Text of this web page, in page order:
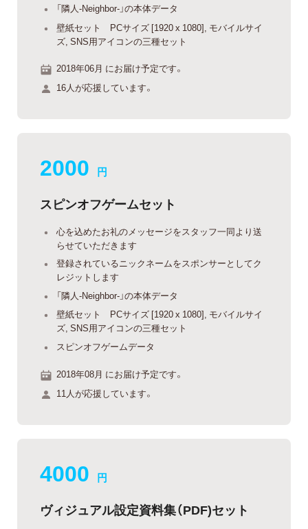
「隣人-Neighbor-」の本体データ
壁紙セット PCサイズ [1920 x 1080], モバイルサイ
ズ, SNS用アイコンの三種セット
2018年06月 にお届け予定です。
16人が応援しています。
2000 円
スピンオフゲームセット
心を込めたお礼のメッセージをスタッフ一同より送
らせていただきます
登録されているニックネームをスポンサーとしてク
レジットします
「隣人-Neighbor-」の本体データ
壁紙セット PCサイズ [1920 x 1080], モバイルサイ
ズ, SNS用アイコンの三種セット
スピンオフゲームデータ
2018年08月 にお届け予定です。
11人が応援しています。
4000 円
ヴィジュアル設定資料集（PDF)セット